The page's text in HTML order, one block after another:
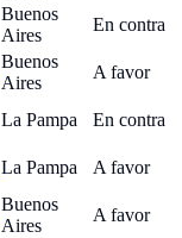
Buenos
Aires
En contra
Buenos
Aires
A favor
La Pampa
En contra
La Pampa A favor
Buenos
Aires
A favor